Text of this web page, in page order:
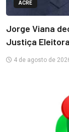
ACRE
Jorge Viana
Justiça
4 de agosto de